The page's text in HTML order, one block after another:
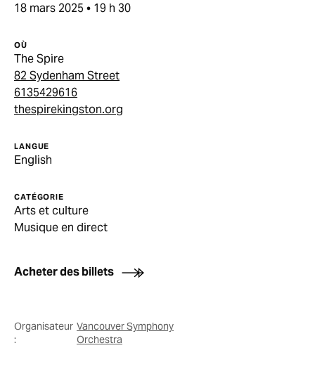
18 mars 2025 • 19 h 30
OÙ
The Spire
82 Sydenham Street
6135429616
thespirekingston.org
LANGUE
English
CATÉGORIE
Arts et culture
Musique en direct
Acheter des billets
Organisateur
:
Vancouver Symphony
Orchestra